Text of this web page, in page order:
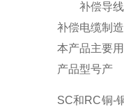
补偿导线
补偿电缆制
本产品主要
产品型号产
SC和RC铜-